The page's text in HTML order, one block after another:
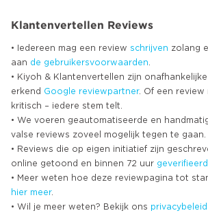
Klantenvertellen Reviews
• Iedereen mag een review schrijven zolang
aan de gebruikersvoorwaarden
• Kiyoh & Klantenvertellen zijn
erkend Google reviewpartner. Of een review
kritisch – iedere stem telt.
• We voeren geautomatiseerde en
valse reviews zoveel mogelijk tegen te gaan.
• Reviews die op eigen initiatief zijn
online getoond en binnen 72 uur geverifieerd
• Meer weten hoe deze reviewpagina tot
hier meer.
• Wil je meer weten? Bekijk ons privacybeleid